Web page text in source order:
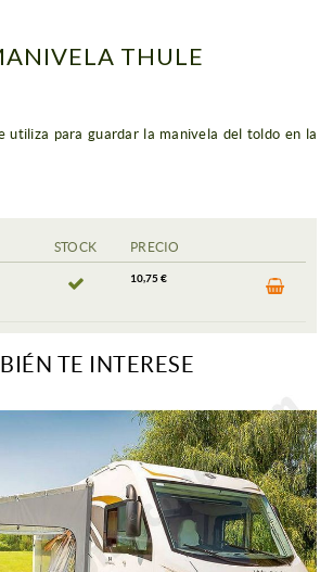
THULE
utiliza para guardar la manivela del toldo en la
STOCK PRECIO
10,75 €
TE INTERESE